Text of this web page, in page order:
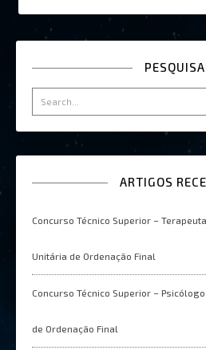
ARTIGOS
Concurso Técnico Superior –
Unitária de Ordenação Final
Concurso Técnico Superior –
de Ordenação Final